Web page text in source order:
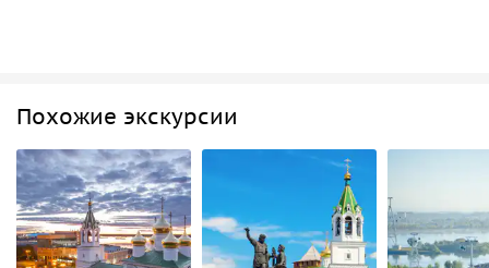
Похожие экскурсии